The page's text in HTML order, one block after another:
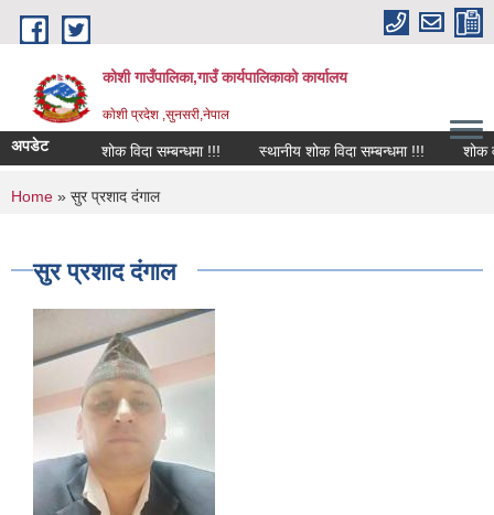
Skip to main content
कोशी गाउँपालिका,गाउँ कार्यपालिकाको कार्यालय
काेशी प्रदेश ,सुनसरी,नेपाल
अपडेट शोक विदा सम्बन्धमा !!! स्थानीय शोक विदा सम्बन्धमा !!! शोक
You are here
Home » सुर प्रशाद दंगाल
सुर प्रशाद दंगाल